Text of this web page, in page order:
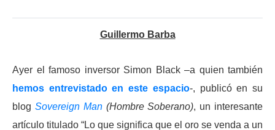
Guillermo Barba
Ayer el famoso inversor Simon Black –a quien también
hemos entrevistado en este espacio-, publicó en su
blog Sovereign Man(Hombre Soberano), un interesante
artículo titulado “Lo que significa que el oro se venda a un